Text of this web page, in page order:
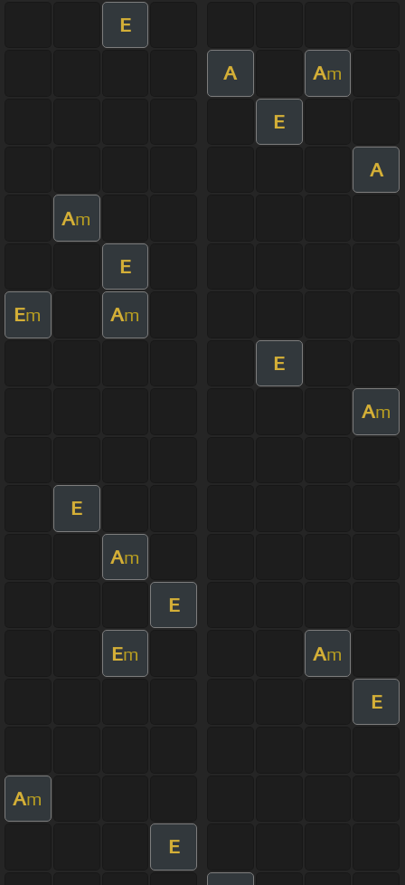
E
A Am
E
A
Am
E
Em Am
E
Am
E
Am
E
Em Am
E
Am
E